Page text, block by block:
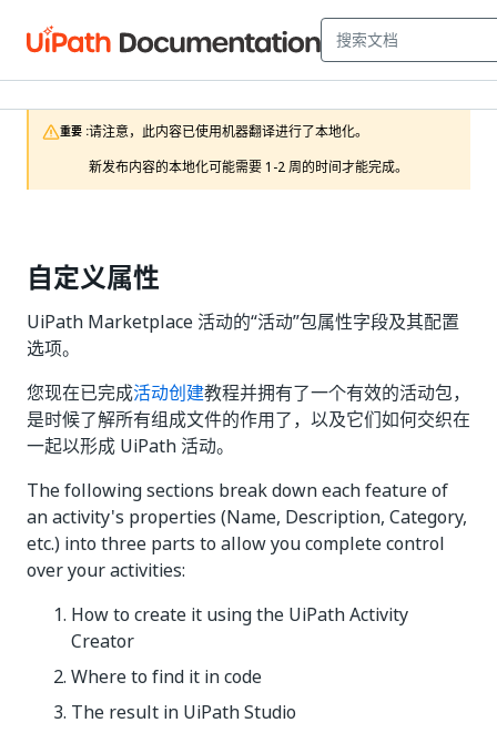
重要 :请注意，此内容已使用机器翻译进行了本地化。
新发布内容的本地化可能需要 1-2 周的时间才能完成。
自定义属性
UiPath Marketplace 活动的“活动”包属性字段及其配置
选项。
您现在已完成活动创建教程并拥有了一个有效的活动包，
是时候了解所有组成文件的作用了，以及它们如何交织在
一起以形成 UiPath 活动。
The following sections break down each feature of
an activity's properties (Name, Description, Category,
etc.) into three parts to allow you complete control
over your activities:
How to create it using the UiPath Activity
Creator
Where to find it in code
The result in UiPath Studio